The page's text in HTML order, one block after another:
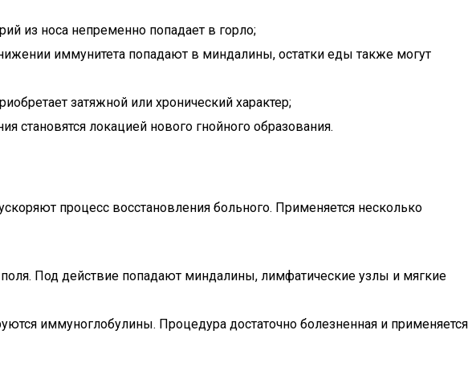
из носа непременно попадает в горло;
иммунитета попадают в миндалины, остатки еды также могут
затяжной или хронический характер;
локацией нового гнойного образования.
процесс восстановления больного. Применяется несколько
Под действие попадают миндалины, лимфатические узлы и мягкие
иммуноглобулины. Процедура достаточно болезненная и применяется